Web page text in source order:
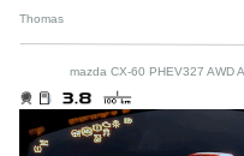
Thomas
mazda CX-60 PHEV327 AWD